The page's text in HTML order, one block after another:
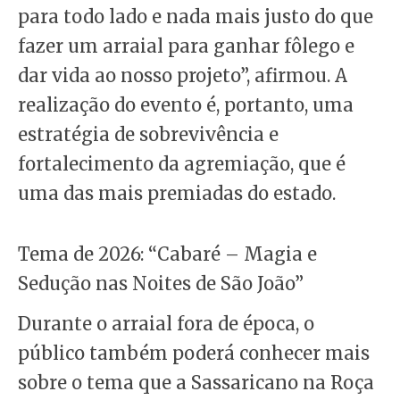
para todo lado e nada mais justo do que
fazer um arraial para ganhar fôlego e
dar vida ao nosso projeto”, afirmou. A
realização do evento é, portanto, uma
estratégia de sobrevivência e
fortalecimento da agremiação, que é
uma das mais premiadas do estado.
Tema de 2026: “Cabaré – Magia e
Sedução nas Noites de São João”
Durante o arraial fora de época, o
público também poderá conhecer mais
sobre o tema que a Sassaricano na Roça